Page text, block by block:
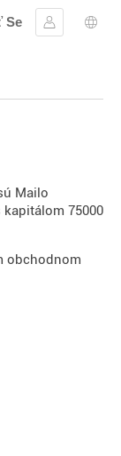
Se
Prihlásiť sa
Mailo
75000
obchodnom